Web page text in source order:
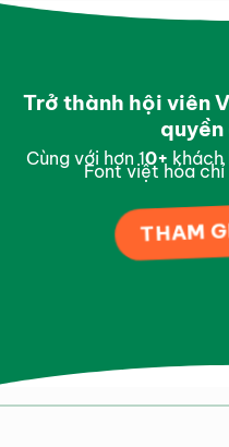
Trở thành hội viên
Cùng với hơn 10+ khách
Font việt hóa chỉ
THAM